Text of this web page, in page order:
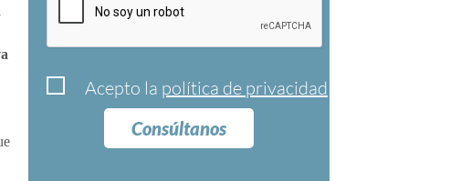
Acepto la política de privacidad
Consúltanos